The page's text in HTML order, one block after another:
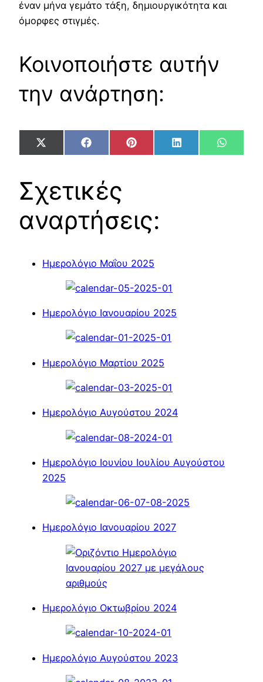
έναν μήνα γεμάτο τάξη, δημιουργικότητα και
όμορφες στιγμές.
Κοινοποιήστε αυτήν
την ανάρτηση:
Share
on
X
(Twitter)
Share
on
FacebookShare
on
Pinterest Share
on
LinkedIn Share
on
Σχετικές
αναρτήσεις:
Ημερολόγιο Μαΐου 2025
Ημερολόγιο Ιανουαρίου 2025
Ημερολόγιο Μαρτίου 2025
Ημερολόγιο Αυγούστου 2024
Ημερολόγιο Ιουνίου Ιουλίου Αυγούστου
2025
Ημερολόγιο Ιανουαρίου 2027
Ημερολόγιο Οκτωβρίου 2024
Ημερολόγιο Αυγούστου 2023